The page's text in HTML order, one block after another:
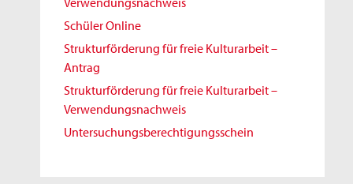
Schüler Online
Strukturförderung für freie Kulturarbeit –
Antrag
Strukturförderung für freie Kulturarbeit –
Verwendungsnachweis
Untersuchungsberechtigungsschein